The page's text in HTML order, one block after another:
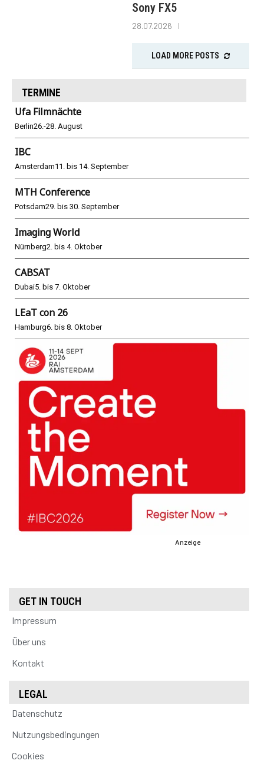
Sony FX5
28.07.2026
LOAD MORE POSTS
TERMINE
Ufa Filmnächte
Berlin26.-28. August
IBC
Amsterdam11. bis 14. September
MTH Conference
Potsdam29. bis 30. September
Imaging World
Nürnberg2. bis 4. Oktober
CABSAT
Dubai5. bis 7. Oktober
LEaT con 26
Hamburg6. bis 8. Oktober
Anzeige
GET IN TOUCH
Impressum
Über uns
Kontakt
LEGAL
Datenschutz
Nutzungsbedingungen
Cookies